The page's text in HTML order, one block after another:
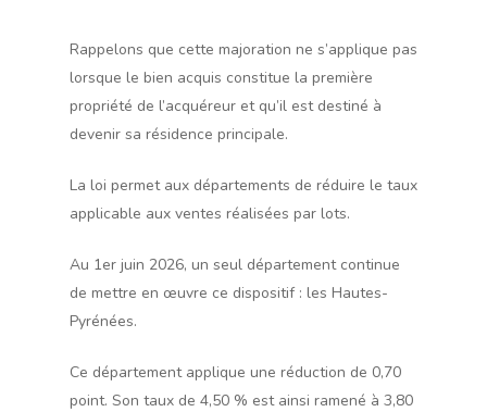
Rappelons que cette majoration ne s’applique pas
lorsque le bien acquis constitue la première
propriété de l’acquéreur et qu’il est destiné à
devenir sa résidence principale.
La loi permet aux départements de réduire le taux
applicable aux ventes réalisées par lots.
Au 1er juin 2026, un seul département continue
de mettre en œuvre ce dispositif : les Hautes-
Pyrénées.
Ce département applique une réduction de 0,70
point. Son taux de 4,50 % est ainsi ramené à 3,80